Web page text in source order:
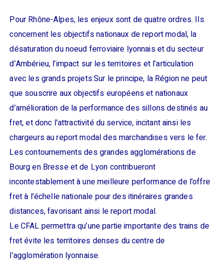
Pour Rhône-Alpes, les enjeux sont de quatre ordres. Ils
concernent les objectifs nationaux de report modal, la
désaturation du noeud ferroviaire lyonnais et du secteur
d’Ambérieu, l’impact sur les territoires et l’articulation
avec les grands projets.Sur le principe, la Région ne peut
que souscrire aux objectifs européens et nationaux
d’amélioration de la performance des sillons destinés au
fret, et donc l’attractivité du service, incitant ainsi les
chargeurs au report modal des marchandises vers le fer.
Les contournements des grandes agglomérations de
Bourg en Bresse et de Lyon contribueront
incontestablement à une meilleure performance de l’offre
fret à l’échelle nationale pour des itinéraires grandes
distances, favorisant ainsi le report modal.
Le CFAL permettra qu’une partie importante des trains de
fret évite les territoires denses du centre de
l’agglomération lyonnaise.